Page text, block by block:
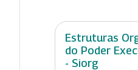
Estruturas
do Poder
- Siorg